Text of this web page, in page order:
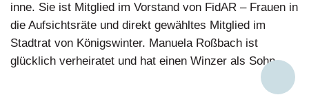
inne. Sie ist Mitglied im Vorstand von FidAR – Frauen in
die Aufsichtsräte und direkt gewähltes Mitglied im
Stadtrat von Königswinter. Manuela Roßbach ist
glücklich verheiratet und hat einen Winzer als Sohn.